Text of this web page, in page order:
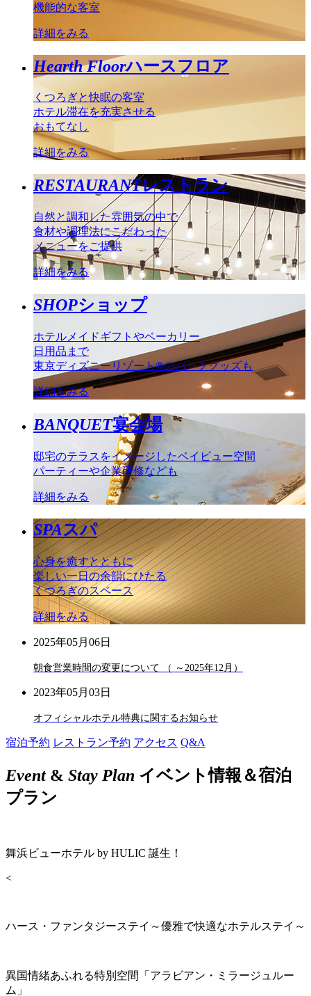
機能的な客室
詳細をみる
Hearth Floorハースフロア
くつろぎと快眠の客室
ホテル滞在を充実させる
おもてなし
詳細をみる
RESTAURANTレストラン
自然と調和した雰囲気の中で
食材や調理法にこだわった
メニューをご提供
詳細をみる
SHOPショップ
ホテルメイドギフトやベーカリー
日用品まで
東京ディズニーリゾート®のパークグッズも
詳細をみる
BANQUET宴会場
邸宅のテラスをイメージしたベイビュー空間
パーティーや企業研修なども
詳細をみる
SPAスパ
心身を癒すとともに
楽しい一日の余韻にひたる
くつろぎのスペース
詳細をみる
2025年05月06日
朝食営業時間の変更について （ ～2025年12月）
2023年05月03日
オフィシャルホテル特典に関するお知らせ
宿泊予約 レストラン予約 アクセス Q&A
Event& Stay Plan イベント情報＆宿泊
プラン
舞浜ビューホテル by HULIC 誕生！
<
ハース・ファンタジーステイ～優雅で快適なホテルステイ～
異国情緒あふれる特別空間「アラビアン・ミラージュルー
ム」